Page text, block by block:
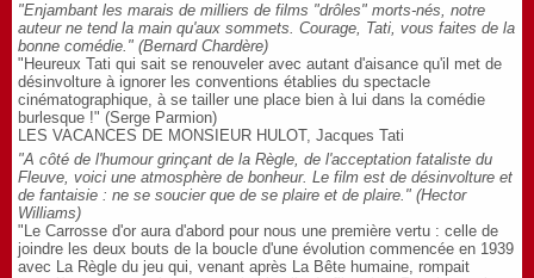
"Enjambant les marais de milliers de films "drôles" morts-nés, notre
auteur ne tend la main qu'aux sommets. Courage, Tati, vous faites de la
bonne comédie." (Bernard Chardère)
"Heureux Tati qui sait se renouveler avec autant d'aisance qu'il met de
désinvolture à ignorer les conventions établies du spectacle
cinématographique, à se tailler une place bien à lui dans la comédie
burlesque !" (Serge Parmion)
LES VACANCES DE MONSIEUR HULOT, Jacques Tati
"A côté de l'humour grinçant de la Règle, de l'acceptation fataliste du
Fleuve, voici une atmosphère de bonheur. Le film est de désinvolture et
de fantaisie : ne se soucier que de se plaire et de plaire." (Hector
Williams)
"Le Carrosse d'or aura d'abord pour nous une première vertu : celle de
joindre les deux bouts de la boucle d'une évolution commencée en 1939
avec La Règle du jeu qui, venant après La Bête humaine, rompait